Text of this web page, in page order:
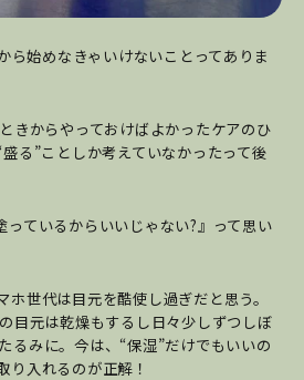
始めなきゃいけないことってありま
きからやっておけばよかったケアのひ
る”ことしか考えていなかったって後
っているからいいじゃない?』って思い
世代は目元を酷使し過ぎだと思う。
目元は乾燥もするし日々少しずつしぼ
るみに。今は、“保湿”だけでもいいの
り入れるのが正解！